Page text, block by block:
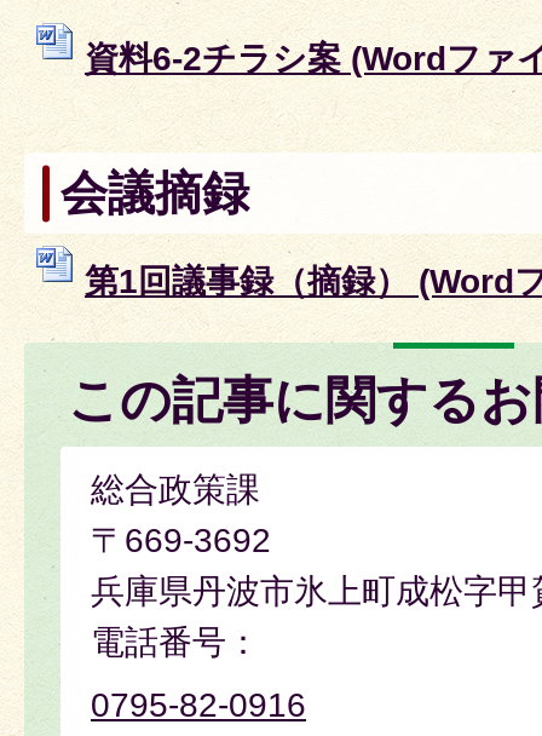
資料6-2チラシ案 (Wordファ
会議摘録
第1回議事録（摘録） (Word
この記事に関する
総合政策課
〒669-3692
兵庫県丹波市氷上町成松字甲
電話番号：
0795-82-0916